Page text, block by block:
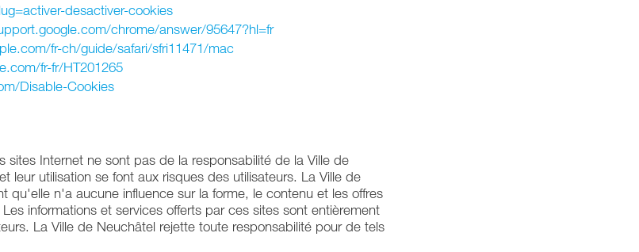
desactiver-cookies
chrome/answer/95647?hl=fr
fr-ch/guide/safari/sfri11471/mac
fr-fr/HT201265
Disable-Cookies
sites Internet ne sont pas de la responsabilité de la Ville de
leur utilisation se font aux risques des utilisateurs. La Ville de
qu'elle n'a aucune influence sur la forme, le contenu et les offres
informations et services offerts par ces sites sont entièrement
La Ville de Neuchâtel rejette toute responsabilité pour de tels